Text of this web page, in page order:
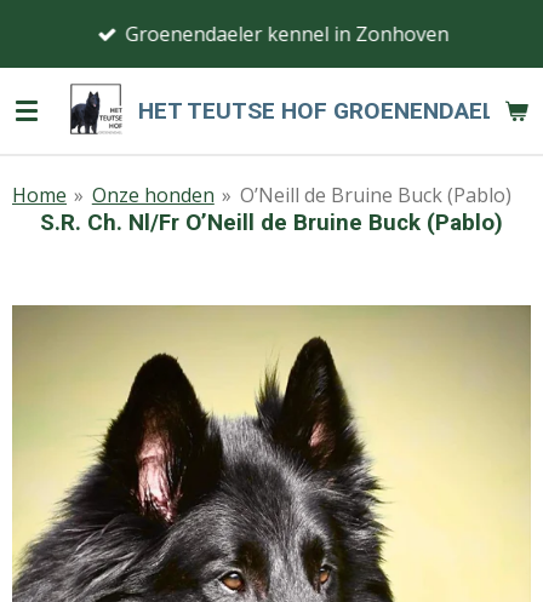
de
hoofdinhoud
HET TEUTSE HOF GROENENDAEL
Groenendaeler kennel in Zonhoven
Home » Onze honden » O’Neill de Bruine Buck (Pablo)
S.R. Ch. Nl/Fr O’Neill de Bruine Buck (Pablo)